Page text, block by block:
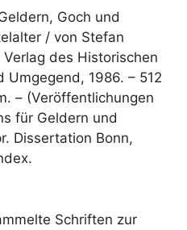
Goch und
/ von Stefan
des Historischen
Umgegend, 1986. – 512
– (Veröffentlichungen
für Geldern und
Dissertation Bonn,
Schriften zur